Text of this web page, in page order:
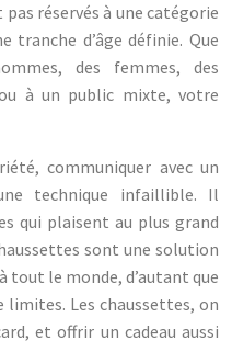
réservés à une catégorie
tranche d’âge définie. Que
des femmes, des
à un public mixte, votre
communiquer avec un
technique infaillible. Il
qui plaisent au plus grand
sont une solution
tout le monde, d’autant que
Les chaussettes, on
et offrir un cadeau aussi